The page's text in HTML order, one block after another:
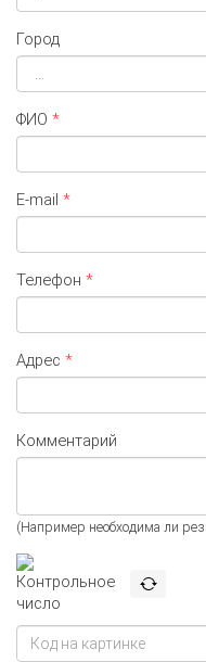
Город
ФИО *
E-mail *
Телефон *
Адрес *
Комментарий
(Например необходима ли